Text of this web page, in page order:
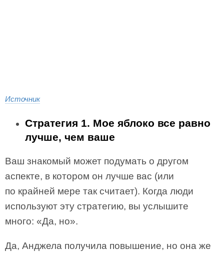
Источник
Стратегия 1. Мое яблоко все равно
лучше, чем ваше
Ваш знакомый может подумать о другом
аспекте, в котором он лучше вас (или
по крайней мере так считает). Когда люди
используют эту стратегию, вы услышите
много: «Да, но».
Да, Анджела получила повышение, но она же